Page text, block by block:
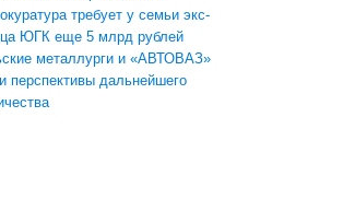
требует у семьи экс-
ЮГК еще 5 млрд рублей
металлурги и «АВТОВАЗ»
перспективы дальнейшего